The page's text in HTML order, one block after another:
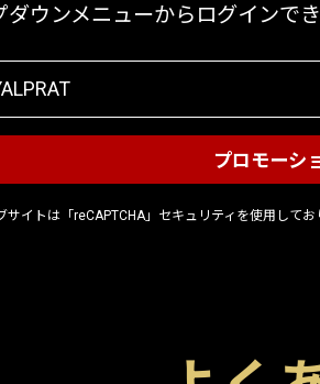
ウンメニューからログインでき
サイトは「reCAPTCHA」セキュリティを使用してお